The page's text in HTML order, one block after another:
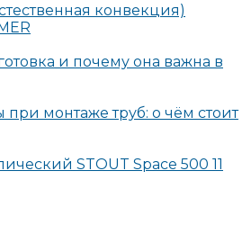
конвекция)
и почему она важна в
монтаже труб: о чём стоит
STOUT Space 500 11